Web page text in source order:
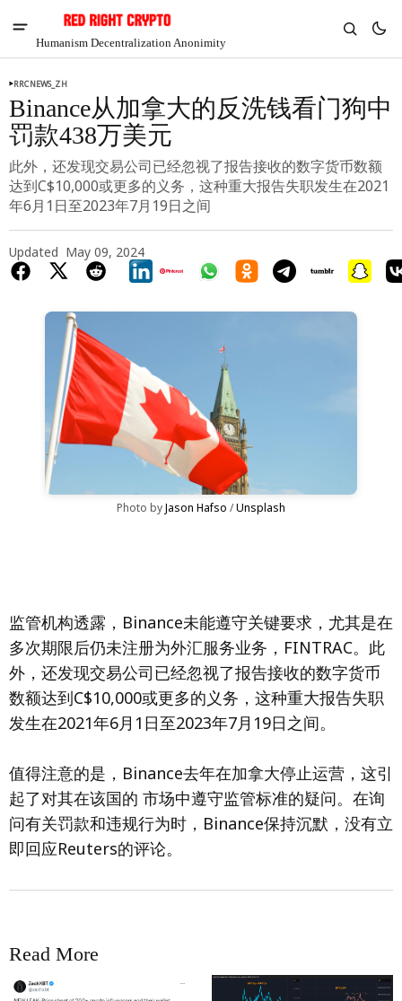
Humanism Decentralization Anonimity
Chia
$1.36
4.04%
RRCNEWS_ZH
Binance从加拿大的反洗钱看门狗中
罚款438万美元
此外，还发现交易公司已经忽视了报告接收的数字货币数额
达到C$10,000或更多的义务，这种重大报告失职发生在2021
年6月1日至2023年7月19日之间
Updated May 09, 2024
Photo by Jason Hafso / Unsplash
监管机构透露，Binance未能遵守关键要求，尤其是在
多次期限后仍未注册为外汇服务业务，FINTRAC。此
外，还发现交易公司已经忽视了报告接收的数字货币
数额达到C$10,000或更多的义务，这种重大报告失职
发生在2021年6月1日至2023年7月19日之间。
值得注意的是，Binance去年在加拿大停止运营，这引
起了对其在该国的 市场中遵守监管标准的疑问。在询
问有关罚款和违规行为时，Binance保持沉默，没有立
即回应Reuters的评论。
Read More